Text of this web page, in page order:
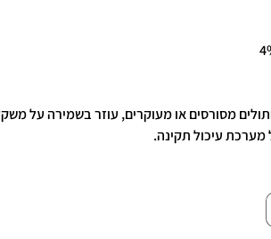
מסורסים או מעוקרים, עוזר בשמירה על
עיכול תקינה.